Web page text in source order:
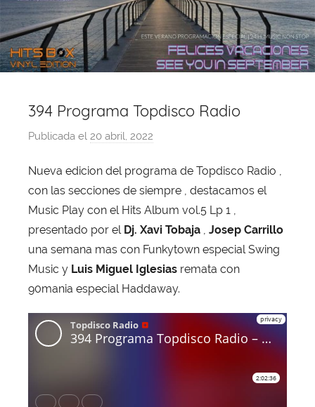
394 Programa Topdisco Radio
Publicada el 20 abril, 2022
r
X
a
v
i
T
Nueva edicion del programa de Topdisco Radio ,
con las secciones de siempre , destacamos el
Music Play con el Hits Album vol.5 Lp 1 ,
presentado por el Dj. Xavi Tobaja , Josep Carrillo
una semana mas con Funkytown especial Swing
Music y Luis Miguel Iglesias remata con
90mania especial Haddaway.